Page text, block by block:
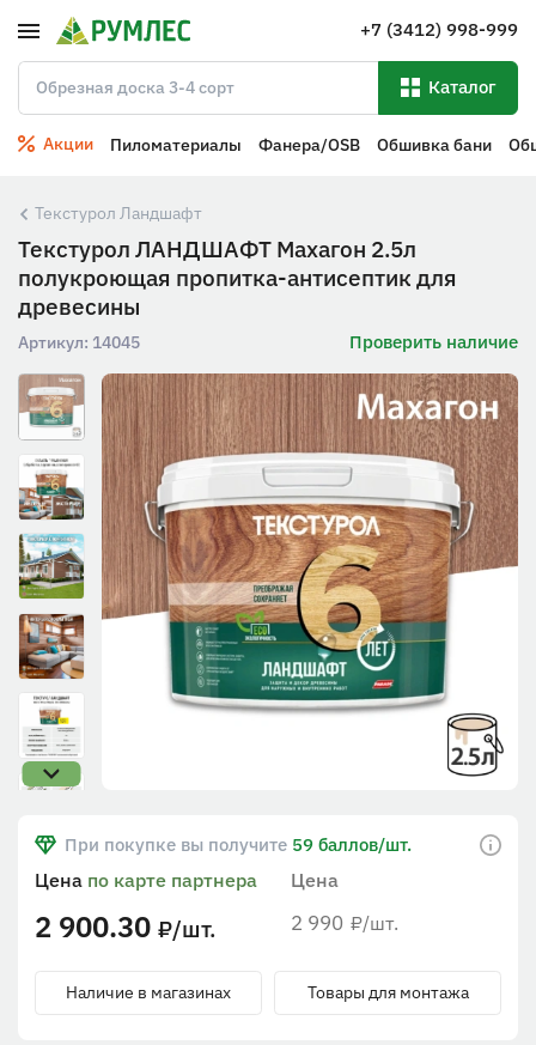
+7 (3412) 998-999
Каталог
Акции Пиломатериалы Фанера/OSB Обшивка бани
Текстурол Ландшафт
Текстурол ЛАНДШАФТ Махагон 2.5л
полукроющая пропитка-антисептик для
древесины
Артикул: 14045 Проверить наличие
При покупке вы получите 59 баллов/шт.
Цена
2 990 ₽/шт.
Цена по карте партнера
2 900.30 ₽/шт.
Наличие в магазинах Товары для монтажа